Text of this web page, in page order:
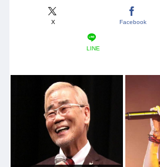
X Facebook
LINE